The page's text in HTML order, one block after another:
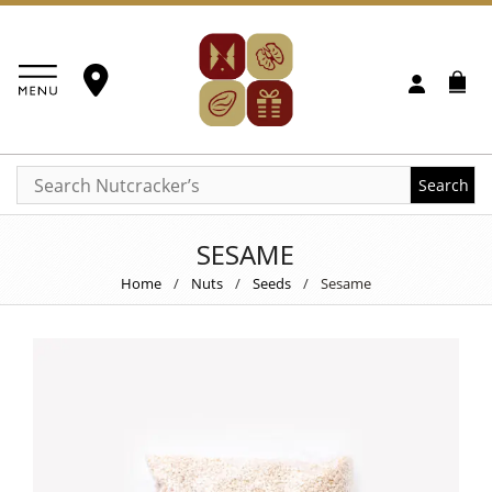
Search
SESAME
Home / Nuts / Seeds / Sesame